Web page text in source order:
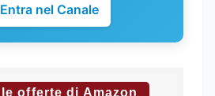
Entra nel Canale